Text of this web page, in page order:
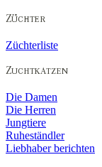
Züchterliste
Die Damen
Die Herren
Jungtiere
Ruheständler
Liebhaber berichten